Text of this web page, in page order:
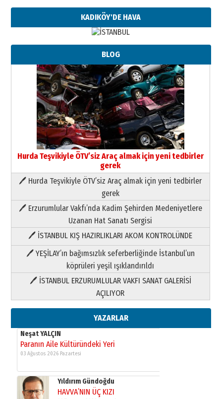
KADIKÖY'DE HAVA
BLOG
Hurda Teşvikiyle ÖTV’siz Araç almak için yeni tedbirler
gerek
🖊 Hurda Teşvikiyle ÖTV’siz Araç almak için yeni tedbirler
gerek
🖊 Erzurumlular Vakfı’nda Kadim Şehirden Medeniyetlere
Uzanan Hat Sanatı Sergisi
🖊 İSTANBUL KIŞ HAZIRLIKLARI AKOM KONTROLÜNDE
🖊 YEŞİLAY’ın bağımsızlık seferberliğinde İstanbul’un
köprüleri yeşil ışıklandırıldı
🖊 İSTANBUL ERZURUMLULAR VAKFI SANAT GALERİSİ
AÇILIYOR
YAZARLAR
Paranın Aile Kültüründeki Yeri
03 Ağustos 2026 Pazartesi
Yıldırım Gündoğdu
HAVVA’NIN ÜÇ KIZI
09 Temmuz 2026 Perşembe
Yusuf POLAT
Şampiyonluk Sebahattin Şirin’e
11 Mayıs 2026 Pazartesi
Neşat YALÇIN
Paranın Aile Kültüründeki Yeri
03 Ağustos 2026 Pazartesi
Yıldırım Gündoğdu
HAVVA’NIN ÜÇ KIZI